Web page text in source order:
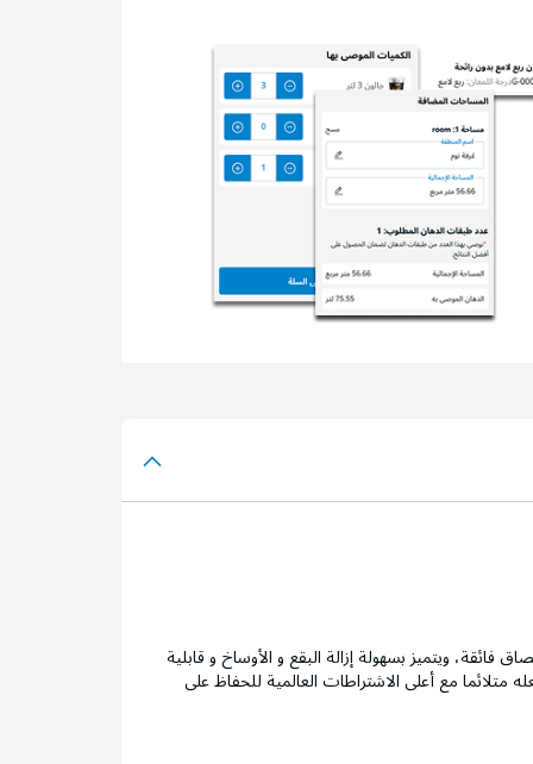
التصاق فائقة، ويتميز بسهولة إزالة البقع و الأوساخ و قابلية
متلائما مع أعلى الاشتراطات العالمية للحفاظ على